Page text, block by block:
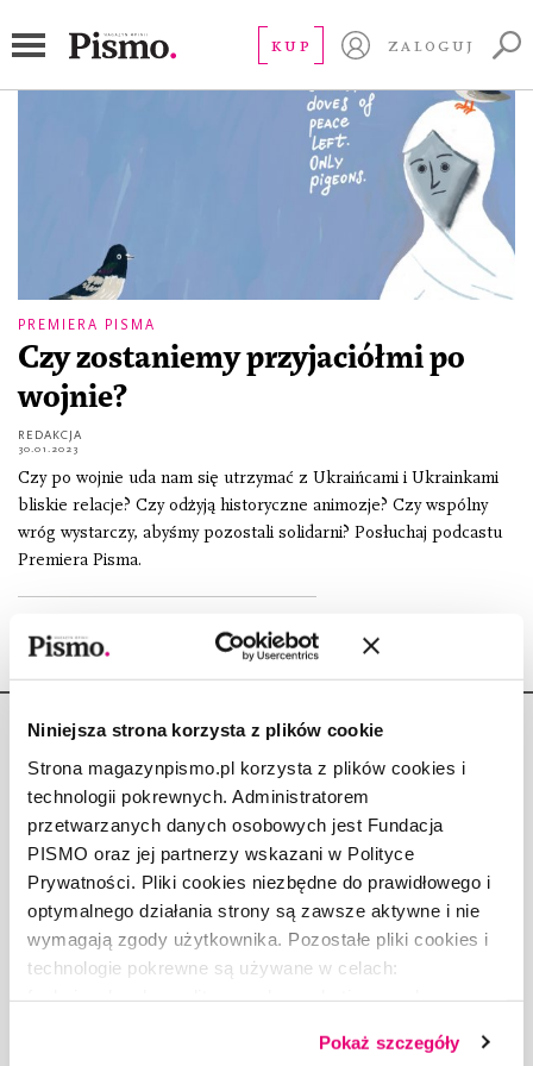
Niniejsza strona korzysta z plików cookie
Strona magazynpismo.pl korzysta z plików cookies i
technologii pokrewnych. Administratorem
przetwarzanych danych osobowych jest Fundacja
PISMO oraz jej partnerzy wskazani w Polityce
Prywatności. Pliki cookies niezbędne do prawidłowego i
optymalnego działania strony są zawsze aktywne i nie
wymagają zgody użytkownika. Pozostałe pliki cookies i
technologie pokrewne są używane w celach:
dobrowolną zgodę na pliki cookies i technologie
Pokaż szczegóły
KUP ZALOGUJ
Myroslava Keryk
PREMIERA PISMA
Czy zostaniemy przyjaciółmi po
wojnie?
REDAKCJA
30.01.2023
Czy po wojnie uda nam się utrzymać z Ukraińcami i Ukrainkami
bliskie relacje? Czy odżyją historyczne animozje? Czy wspólny
wróg wystarczy, abyśmy pozostali solidarni? Posłuchaj podcastu
Premiera Pisma.
Copyright © Fundacja Pismo
O „PIŚMIE”
ABOUT PISMO
FACT-CHECKING W „PIŚMIE”